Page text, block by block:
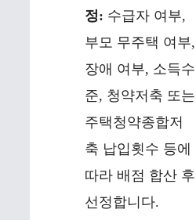
정: 수급자 여부,
부모 무주택 여부,
장애 여부, 소득수
준, 청약저축 또는
주택청약종합저
축 납입횟수 등에
따라 배점 합산 후
선정합니다.